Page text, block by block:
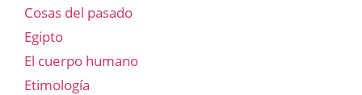
Cosas del pasado
Egipto
El cuerpo humano
Etimología